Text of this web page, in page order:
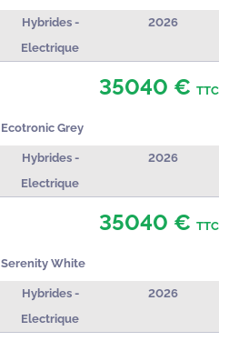
Hybrides -
Electrique
2026
Ecotronic Grey
35040 € TTC
Hybrides -
Electrique
2026
Serenity White
35040 € TTC
Hybrides -
Electrique
2026